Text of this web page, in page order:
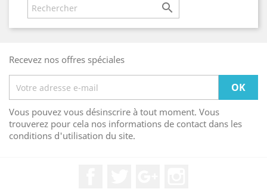

Recevez nos offres spéciales
Vous pouvez vous désinscrire à tout moment. Vous
trouverez pour cela nos informations de contact dans les
conditions d'utilisation du site.